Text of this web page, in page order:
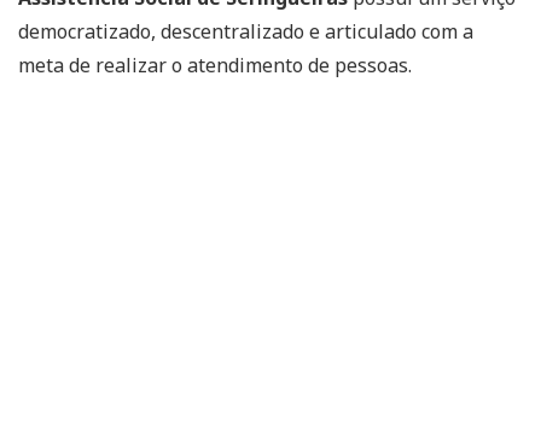
democratizado, descentralizado e articulado com a
meta de realizar o atendimento de pessoas.